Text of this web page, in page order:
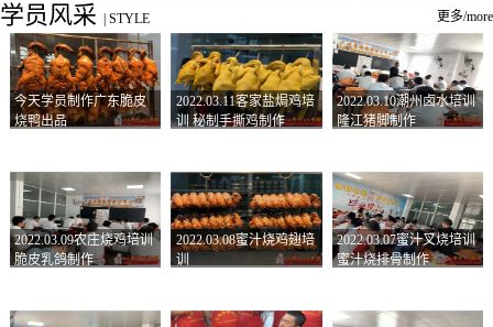
学员风采 STYLE 更多/more
今天学员制作广东脆皮
烧鸭出品
2022.03.11客家盐焗鸡培
训 秘制手撕鸡制作
2022.03.10潮州卤水培训
隆江猪脚制作
2022.03.09农庄烧鸡培训
脆皮乳鸽制作
2022.03.08蜜汁烧鸡翅培
训
2022.03.07蜜汁叉烧培训
蜜汁烧排骨制作